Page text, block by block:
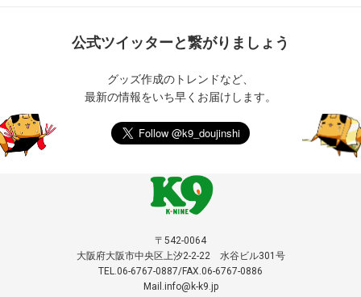
公式ツイッターと繋がりましょう
グッズ作成のトレンドなど、
最新の情報をいち早くお届けします。
〒542-0064
大阪府大阪市中央区上汐2-2-22 水谷ビル301号
TEL.06-6767-0887/FAX.06-6767-0886
Mail.info@k-k9.jp